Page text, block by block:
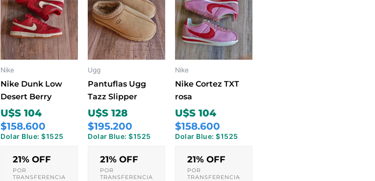
Nike
Nike Dunk Low
Desert Berry
U$S 104
$158.600
Dolar Blue: $1525
21% OFF
POR
TRANSFERENCIA
tiene
múltiples
variantes.
Las
elegir
página
de
Ugg
Pantuflas Ugg
Tazz Slipper
U$S 128
$195.200
Dolar Blue: $1525
21% OFF
POR
TRANSFERENCIA
tiene
múltiples
variantes.
Las
pueden
página
de
Nike
Nike Cortez TXT
rosa
U$S 104
$158.600
Dolar Blue: $1525
21% OFF
POR
TRANSFERENCIA
tiene
múltiples
variantes.
Las
página
de